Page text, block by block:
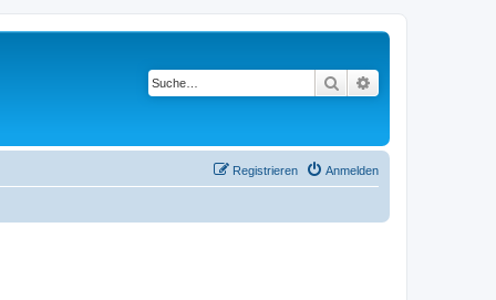
Suche
Anmelden
Registrieren